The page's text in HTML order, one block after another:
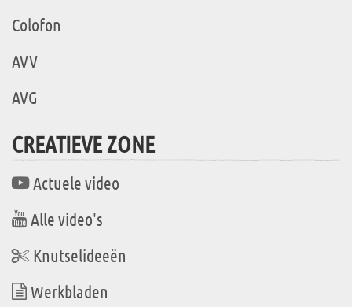
Colofon
AVV
AVG
CREATIEVE ZONE
Actuele video
Alle video's
Knutselideeën
Werkbladen